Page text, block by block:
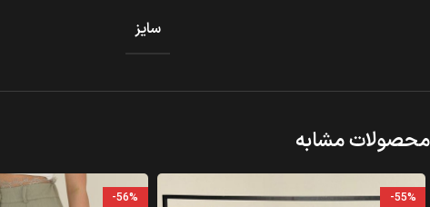
سایز
محصولات مشابه
-55%
-56%